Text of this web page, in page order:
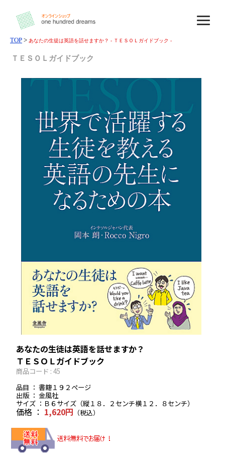
TOP > あなたの生徒は英語を話せますか？ - ＴＥＳＯＬガイドブック -
ＴＥＳＯＬガイドブック
あなたの生徒は英語を話せますか？
ＴＥＳＯＬガイドブック
商品コード : 45
品目 ： 書籍１９２ページ
出版 ： 金風社
サイズ ：Ｂ６サイズ（縦１８．２センチ横１２．８センチ）
価格 ： 1,620円 （税込）